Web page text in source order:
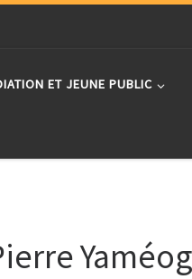
ET JEUNE PUBLIC